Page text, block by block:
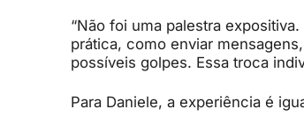
“Não foi uma palestra
prática, como enviar
possíveis golpes. Essa troca
Para Daniele, a experiência é